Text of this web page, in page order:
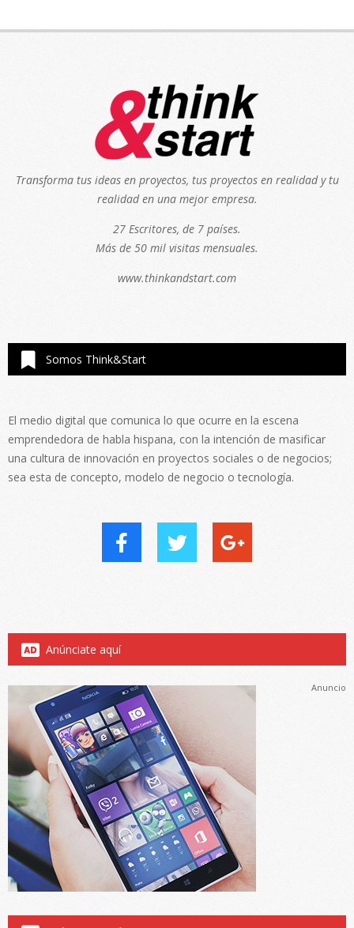
Transforma tus ideas en proyectos, tus proyectos en realidad y tu
realidad en una mejor empresa.
27 Escritores, de 7 países.
Más de 50 mil visitas mensuales.
www.thinkandstart.com
Somos Think&Start
El medio digital que comunica lo que ocurre en la escena
emprendedora de habla hispana, con la intención de masificar
una cultura de innovación en proyectos sociales o de negocios;
sea esta de concepto, modelo de negocio o tecnología.
Anúnciate aquí
Anuncio